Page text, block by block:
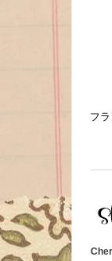
フ